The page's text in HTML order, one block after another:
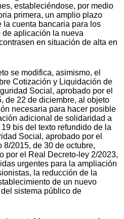
estableciéndose, por medio
primera, un amplio plazo
la cuenta bancaria para los
aplicación la nueva
en situación de alta en
se modifica, asimismo, el
Cotización y Liquidación de
Social, aprobado por el
de 22 de diciembre, al objeto
necesaria para hacer posible
adicional de solidaridad a
bis del texto refundido de la
Social, aprobado por el
2015, de 30 de octubre,
por el Real Decreto-ley 2/2023,
urgentes para la ampliación
la reducción de la
de un nuevo
sistema público de